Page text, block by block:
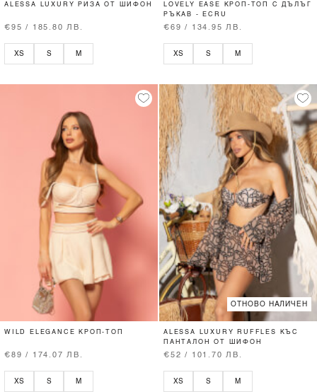
ALESSA LUXURY РИЗА ОТ ШИФОН
€95 / 185.80 ЛВ.
XS S M
LOVELY EASE КРОП-ТОП С ДЪЛЪГ
РЪКАВ - ECRU
€69 / 134.95 ЛВ.
XS S M
WILD ELEGANCE КРОП-ТОП
€89 / 174.07 ЛВ.
XS S M
ОТНОВО НАЛИЧЕН
ALESSA LUXURY RUFFLES КЪС
ПАНТАЛОН ОТ ШИФОН
€52 / 101.70 ЛВ.
XS S M